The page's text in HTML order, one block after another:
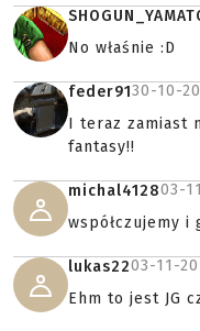
No właśnie :D
feder9130-10-
I teraz zamiast
fantasy!!
michal412803-
współczujemy i
lukas2203-11-
Ehm to jest JG